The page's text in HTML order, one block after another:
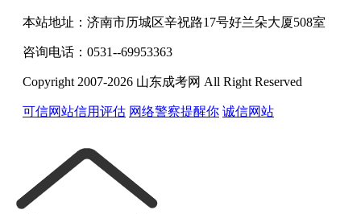
本站地址：济南市历城区辛祝路17号好兰朵大厦508室
咨询电话：0531--69953363
Copyright 2007-2026 山东成考网 All Right Reserved
可信网站信用评估 网络警察提醒你 诚信网站